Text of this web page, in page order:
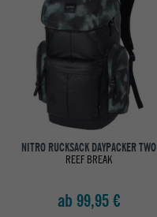
NITRO RUCKSACK DAYPACKER TWO
REEF BREAK
ab 99,95 €